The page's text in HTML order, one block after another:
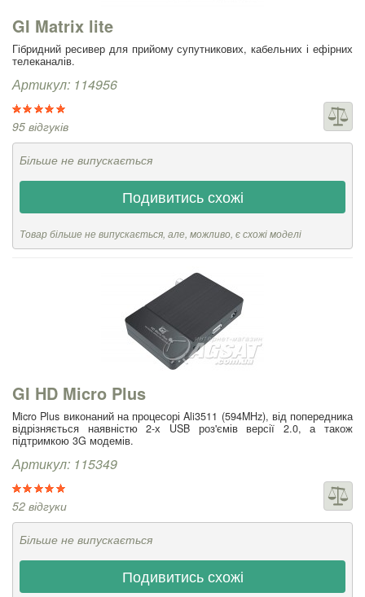
GI Matrix lite
Гібридний ресивер для прийому супутникових, кабельних і ефірних
телеканалів.
Артикул: 114956
95 відгуків
Більше не випускається
Подивитись схожі
Товар більше не випускається, але, можливо, є схожі моделі
GI HD Micro Plus
Micro Plus виконаний на процесорі Ali3511 (594MHz), від попередника
відрізняється наявністю 2-х USB роз'ємів версії 2.0, а також
підтримкою 3G модемів.
Артикул: 115349
52 відгуки
Більше не випускається
Подивитись схожі